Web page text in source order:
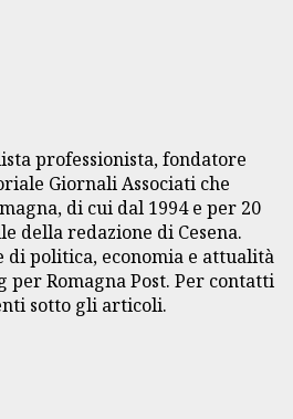
professionista, fondatore
Giornali Associati che
di cui dal 1994 e per 20
della redazione di Cesena.
di politica, economia e attualità
per Romagna Post. Per contatti
sotto gli articoli.